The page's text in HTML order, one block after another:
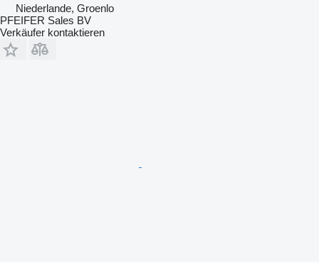
Niederlande, Groenlo
PFEIFER Sales BV
Verkäufer kontaktieren